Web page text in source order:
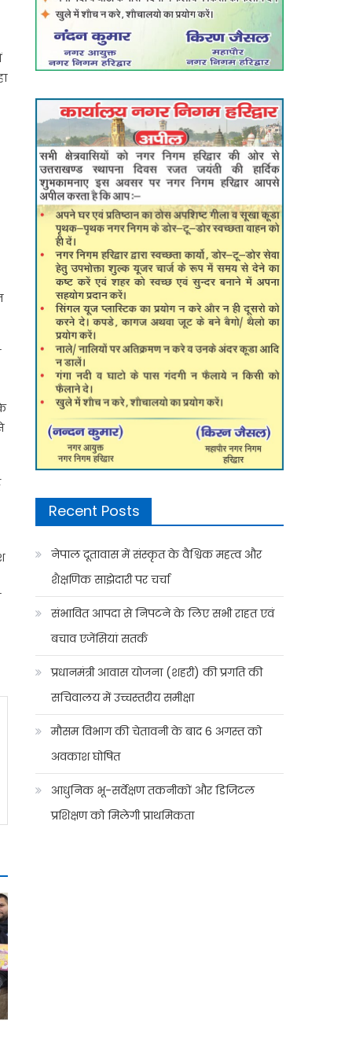
Recent Posts
नेपाल दूतावास में संस्कृत के वैश्विक महत्व और
शैक्षणिक साझेदारी पर चर्चा
संभावित आपदा से निपटने के लिए सभी राहत एवं
बचाव एजेंसियां सतर्क
प्रधानमंत्री आवास योजना (शहरी) की प्रगति की
सचिवालय में उच्चस्तरीय समीक्षा
मौसम विभाग की चेतावनी के बाद 6 अगस्त को
अवकाश घोषित
आधुनिक भू-सर्वेक्षण तकनीकों और डिजिटल
प्रशिक्षण को मिलेगी प्राथमिकता